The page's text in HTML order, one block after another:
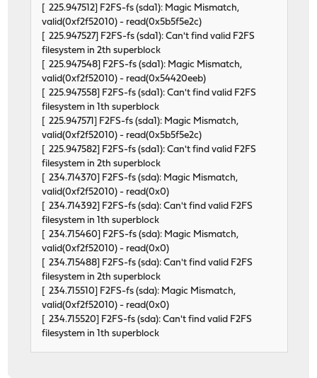
[ 225.947512] F2FS-fs (sda1): Magic Mismatch,
valid(0xf2f52010) - read(0x5b5f5e2c)
[ 225.947527] F2FS-fs (sda1): Can't find valid F2FS
filesystem in 2th superblock
[ 225.947548] F2FS-fs (sda1): Magic Mismatch,
valid(0xf2f52010) - read(0x54420eeb)
[ 225.947558] F2FS-fs (sda1): Can't find valid F2FS
filesystem in 1th superblock
[ 225.947571] F2FS-fs (sda1): Magic Mismatch,
valid(0xf2f52010) - read(0x5b5f5e2c)
[ 225.947582] F2FS-fs (sda1): Can't find valid F2FS
filesystem in 2th superblock
[ 234.714370] F2FS-fs (sda): Magic Mismatch,
valid(0xf2f52010) - read(0x0)
[ 234.714392] F2FS-fs (sda): Can't find valid F2FS
filesystem in 1th superblock
[ 234.715460] F2FS-fs (sda): Magic Mismatch,
valid(0xf2f52010) - read(0x0)
[ 234.715488] F2FS-fs (sda): Can't find valid F2FS
filesystem in 2th superblock
[ 234.715510] F2FS-fs (sda): Magic Mismatch,
valid(0xf2f52010) - read(0x0)
[ 234.715520] F2FS-fs (sda): Can't find valid F2FS
filesystem in 1th superblock